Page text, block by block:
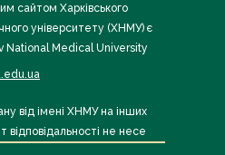
сайтом Харківського
університету (ХНМУ) є
National Medical University
від імені ХНМУ на інших
відповідальності не несе